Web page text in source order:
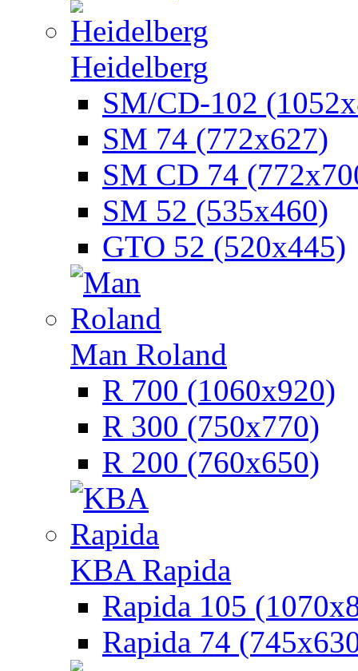
Heidelberg
SM/CD-102
SM 74 (772х627)
SM CD 74
SM 52 (535х460)
GTO 52 (520х445)
Man Roland
R 700 (1060х920)
R 300 (750х770)
R 200 (760х650)
KBA Rapida
Rapida 105
Rapida 74